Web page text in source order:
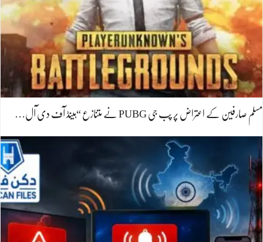
مسلم صارفین کے اعتراض پر پب جی PUBG نے متنازع “ہینڈ آف دی آل…